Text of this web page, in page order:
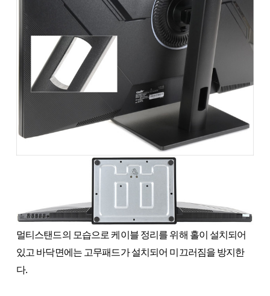
멀티스탠드의 모습으로 케이블 정리를 위해 홀이 설치되어
있고 바닥면에는 고무패드가 설치되어 미끄러짐을 방지한
다.